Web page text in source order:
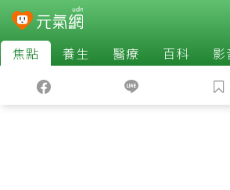
焦點 養生 醫療 百科 影